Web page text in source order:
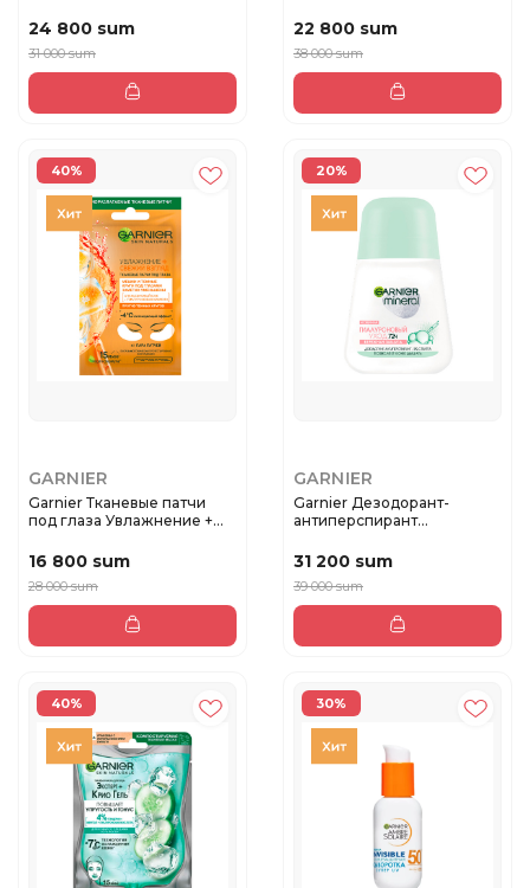
24 800 sum
31 000 sum
22 800 sum
38 000 sum
40%
GARNIER
Garnier Тканевые патчи
под глаза Увлажнение +
16 800 sum
28 000 sum
20%
GARNIER
Garnier Дезодорант-
антиперспирант
31 200 sum
39 000 sum
40% 30%